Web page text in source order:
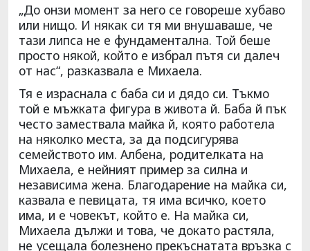
„До онзи момент за него се говореше хубаво
или нищо. И някак си тя ми внушаваше, че
тази липса не е фундаментална. Той беше
просто някой, който е избрал пътя си далеч
от нас“, разказвала е Михаела.
Тя е израснала с баба си и дядо си. Тъкмо
той е мъжката фигура в живота й. Баба й пък
често замествала майка й, която работела
на няколко места, за да подсигурява
семейството им. Албена, родителката на
Михаела, е нейният пример за силна и
независима жена. Благодарение на майка си,
казвала е певицата, тя има всичко, което
има, и е човекът, който е. На майка си,
Михаела дължи и това, че докато растяла,
не усещала болезнено прекъснатата връзка с